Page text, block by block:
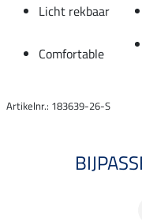
Licht rekbaar
Comfortable
Artikelnr.: 183639-26-S